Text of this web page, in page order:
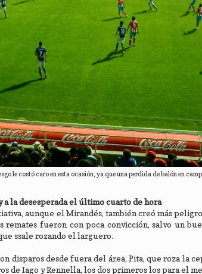
le costó caro en esta ocasión, ya que una perdida de balón en
la desesperada el último cuarto de hora
aunque el Mirandés, también creó más
remates fueron con poca convicción, salvo un
ssale rozando el larguero.
disparos desde fuera del área, Pita, que roza la
de Iago y Rennella, los dos primeros los para el